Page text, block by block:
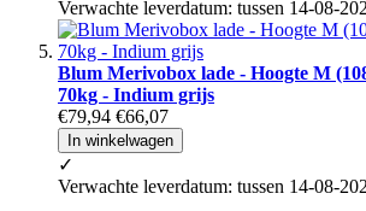
Verwachte leverdatum: tussen 14-08-
Blum Merivobox lade - Hoogte M
70kg - Indium grijs
€79,94 €66,07
In winkelwagen
✓
Verwachte leverdatum: tussen 14-08-